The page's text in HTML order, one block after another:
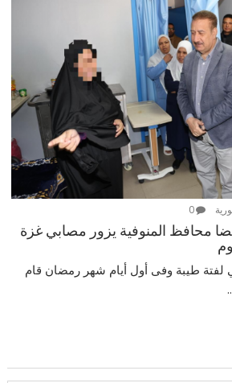
0
محافظ المنوفية يزور مصابي غزة
لفتة طيبة وفى أول أيام شهر رمضان قام